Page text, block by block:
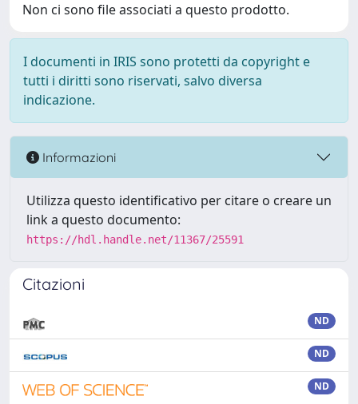
Non ci sono file associati a questo prodotto.
I documenti in IRIS sono protetti da copyright e
tutti i diritti sono riservati, salvo diversa
indicazione.
Informazioni
Utilizza questo identificativo per citare o creare un
link a questo documento:
https://hdl.handle.net/11367/25591
Citazioni
ND
ND
ND